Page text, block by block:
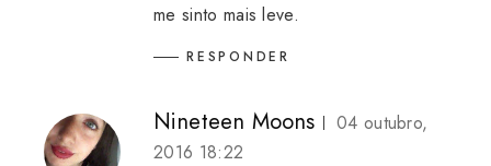
me sinto mais leve.
RESPONDER
Nineteen Moons
04 outubro,
2016 18:22